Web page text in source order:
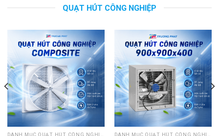
QUẠT HÚT CÔNG NGHIỆP